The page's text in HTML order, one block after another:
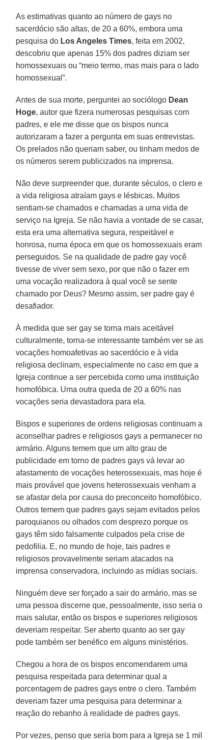
As estimativas quanto ao número de gays no
sacerdócio são altas, de 20 a 60%, embora uma
pesquisa do Los Angeles Times, feita em 2002,
descobriu que apenas 15% dos padres diziam ser
homossexuais ou “meio termo, mas mais para o lado
homossexual”.
Antes de sua morte, perguntei ao sociólogo Dean
Hoge, autor que fizera numerosas pesquisas com
padres, e ele me disse que os bispos nunca
autorizaram a fazer a pergunta em suas entrevistas.
Os prelados não queriam saber, ou tinham medos de
os números serem publicizados na imprensa.
Não deve surpreender que, durante séculos, o clero e
a vida religiosa atraíam gays e lésbicas. Muitos
sentiam-se chamados e chamadas a uma vida de
serviço na Igreja. Se não havia a vontade de se casar,
esta era uma alternativa segura, respeitável e
honrosa, numa época em que os homossexuais eram
perseguidos. Se na qualidade de padre gay você
tivesse de viver sem sexo, por que não o fazer em
uma vocação realizadora à qual você se sente
chamado por Deus? Mesmo assim, ser padre gay é
desafiador.
À medida que ser gay se torna mais aceitável
culturalmente, torna-se interessante também ver se as
vocações homoafetivas ao sacerdócio e à vida
religiosa declinam, especialmente no caso em que a
Igreja continue a ser percebida como uma instituição
homofóbica. Uma outra queda de 20 a 60% nas
vocações seria devastadora para ela.
Bispos e superiores de ordens religiosas continuam a
aconselhar padres e religiosos gays a permanecer no
armário. Alguns temem que um alto grau de
publicidade em torno de padres gays vá levar ao
afastamento de vocações heterossexuais, mas hoje é
mais provável que jovens heterossexuais venham a
se afastar dela por causa do preconceito homofóbico.
Outros temem que padres gays sejam evitados pelos
paroquianos ou olhados com desprezo porque os
gays têm sido falsamente culpados pela crise de
pedofilia. E, no mundo de hoje, tais padres e
religiosos provavelmente seriam atacados na
imprensa conservadora, incluindo as mídias sociais.
Ninguém deve ser forçado a sair do armário, mas se
uma pessoa discerne que, pessoalmente, isso seria o
mais salutar, então os bispos e superiores religiosos
deveriam respeitar. Ser aberto quanto ao ser gay
pode também ser benéfico em alguns ministérios.
Chegou a hora de os bispos encomendarem uma
pesquisa respeitada para determinar qual a
porcentagem de padres gays entre o clero. Também
deveriam fazer uma pesquisa para determinar a
reação do rebanho à realidade de padres gays.
Por vezes, penso que seria bom para a Igreja se 1 mil